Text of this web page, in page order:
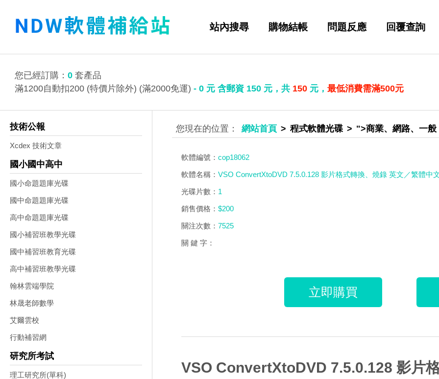
站內搜尋 購物結帳 問題反應 回覆查詢
您已經訂購： 0 套產品
滿1200自動扣200 (特價片除外) (滿2000免運) - 0 元 含郵資 150 元，共 150 元， 最低消費需滿500元
技術公報
Xcdex 技術文章
國小國中高中
國小命題題庫光碟
國中命題題庫光碟
高中命題題庫光碟
國小補習班教學光碟
國中補習班教育光碟
高中補習班教學光碟
翰林雲端學院
林晟老師數學
艾爾雲校
行動補習網
研究所考試
理工研究所(單科)
網站首頁 程式軟體光碟 ">商業、網路、一般
軟體編號：cop18062
軟體名稱：VSO ConvertXtoDVD 7.5.0.128 影片格式轉換、燒錄 英文／繁體中
光碟片數： 1
銷售價格：$200
關注次數：7525
關 鍵 字：
立即購買
VSO ConvertXtoDVD 7.5.0.128 影片